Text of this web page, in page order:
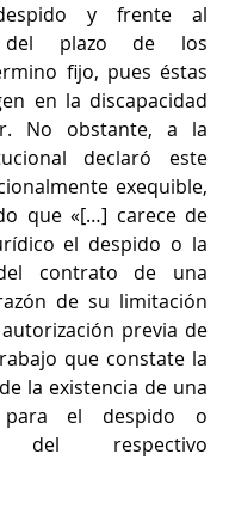
y frente al
del plazo de los
fijo, pues éstas
en la discapacidad
No obstante, a la
declaró este
exequible,
que «[…] carece de
el despido o la
contrato de una
de su limitación
previa de
que constate la
la existencia de una
para el despido o
del respectivo